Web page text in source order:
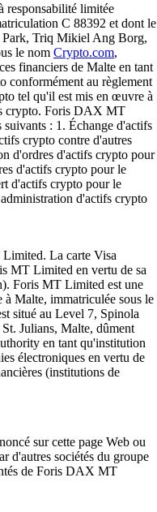
limitée
C 88392 et dont le
Park, Triq Mikiel Ang Borg,
le nom Crypto.com,
financiers de Malte en tant
conformément au règlement
tel qu'il est mis en œuvre à
crypto. Foris DAX MT
: 1. Échange d'actifs
crypto contre d'autres
d'ordres d'actifs crypto pour
d'actifs crypto pour le
d'actifs crypto pour le
d'actifs crypto
La carte Visa
MT Limited en vertu de sa
Foris MT Limited est une
à Malte, immatriculée sous le
situé au Level 7, Spinola
Julians, Malte, dûment
en tant qu'institution
électroniques en vertu de
(institutions de
sur cette page Web ou
d'autres sociétés du groupe
de Foris DAX MT